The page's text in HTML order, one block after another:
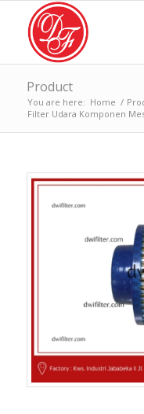
Product
You are here: Home /
Filter Udara Komponen